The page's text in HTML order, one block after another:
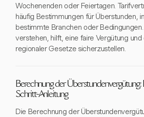
Wochenenden oder Feiertagen.
häufig Bestimmungen für Überstunden,
bestimmte Branchen oder
verstehen, hilft, eine faire Vergütung und
regionaler Gesetze sicherzustellen.
Berechnung der
Schritt-Anleitung
Die Berechnung der